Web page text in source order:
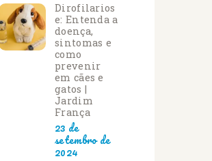
Dirofilarios
e: Entenda a
doença,
sintomas e
como
prevenir
em cães e
gatos |
Jardim
França
23 de
setembro de
2024